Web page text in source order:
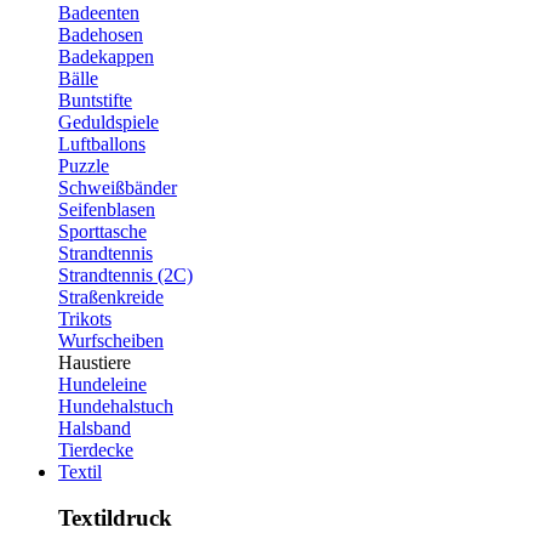
Badeenten
Badehosen
Badekappen
Bälle
Buntstifte
Geduldspiele
Luftballons
Puzzle
Schweißbänder
Seifenblasen
Sporttasche
Strandtennis
Strandtennis (2C)
Straßenkreide
Trikots
Wurfscheiben
Haustiere
Hundeleine
Hundehalstuch
Halsband
Tierdecke
Textil
Textildruck​